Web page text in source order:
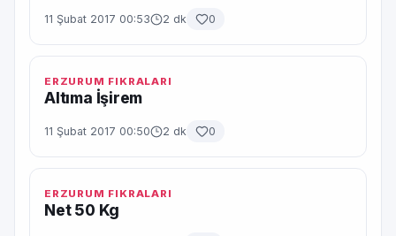
11 Şubat 2017 00:53 2 dk 0
ERZURUM FIKRALARI
Altıma İşirem
11 Şubat 2017 00:50 2 dk 0
ERZURUM FIKRALARI
Net 50 Kg